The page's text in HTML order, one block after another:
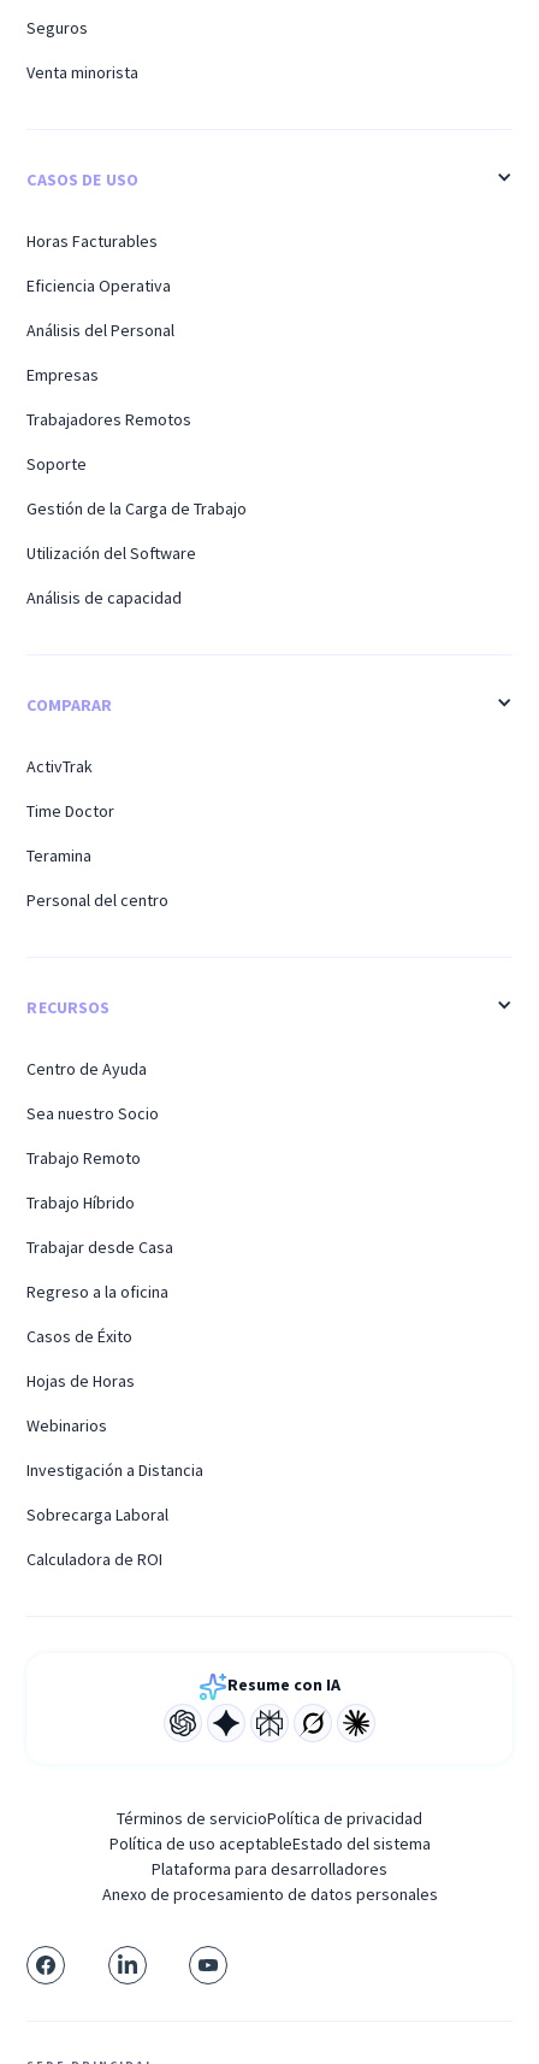
Seguros
Venta minorista
CASOS DE USO
Horas Facturables
Eficiencia Operativa
Análisis del Personal
Empresas
Trabajadores Remotos
Soporte
Gestión de la Carga de Trabajo
Utilización del Software
Análisis de capacidad
COMPARAR
ActivTrak
Time Doctor
Teramina
Personal del centro
RECURSOS
Centro de Ayuda
Sea nuestro Socio
Trabajo Remoto
Trabajo Híbrido
Trabajar desde Casa
Regreso a la oficina
Casos de Éxito
Hojas de Horas
Webinarios
Investigación a Distancia
Sobrecarga Laboral
Calculadora de ROI
Resume con IA
Términos de servicioPolítica de privacidad
Política de uso aceptableEstado del sistema
Plataforma para desarrolladores
Anexo de procesamiento de datos personales